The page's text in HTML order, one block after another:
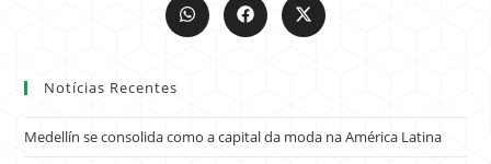
Notícias Recentes
Medellín se consolida como a capital da moda na América Latina